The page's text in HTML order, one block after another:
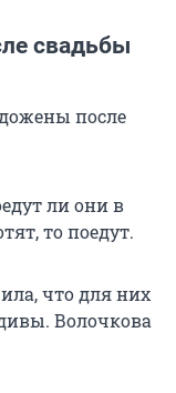
свадьбы
после
ли они в
то поедут.
что для них
Волочкова